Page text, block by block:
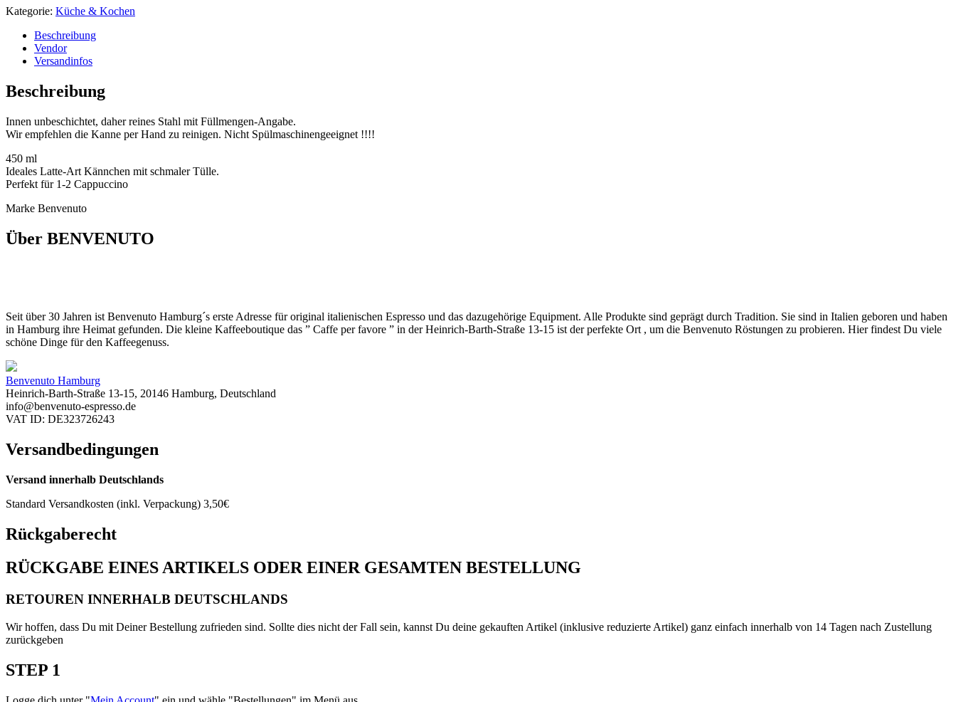
Kategorie: Küche & Kochen
Beschreibung
Vendor
Versandinfos
Beschreibung
Innen unbeschichtet, daher reines Stahl mit Füllmengen-Angabe.
Wir empfehlen die Kanne per Hand zu reinigen. Nicht Spülmaschinengeeignet !!!!
450 ml
Ideales Latte-Art Kännchen mit schmaler Tülle.
Perfekt für 1-2 Cappuccino
Marke Benvenuto
Über BENVENUTO
Seit über 30 Jahren ist Benvenuto Hamburg´s erste Adresse für original italienischen Espresso und das dazugehörige Equipment. Alle Produkte sind geprägt durch Tradition. Sie sind in Italien geboren und haben
in Hamburg ihre Heimat gefunden. Die kleine Kaffeeboutique das ” Caffe per favore ” in der Heinrich-Barth-Straße 13-15 ist der perfekte Ort , um die Benvenuto Röstungen zu probieren. Hier findest Du viele
schöne Dinge für den Kaffeegenuss.
Benvenuto Hamburg
Heinrich-Barth-Straße 13-15, 20146 Hamburg, Deutschland
info@benvenuto-espresso.de
VAT ID: DE323726243
Versandbedingungen
Versand innerhalb Deutschlands
Standard Versandkosten (inkl. Verpackung) 3,50€
Rückgaberecht
RÜCKGABE EINES ARTIKELS ODER EINER GESAMTEN BESTELLUNG
RETOUREN INNERHALB DEUTSCHLANDS
Wir hoffen, dass Du mit Deiner Bestellung zufrieden sind. Sollte dies nicht der Fall sein, kannst Du deine gekauften Artikel (inklusive reduzierte Artikel) ganz einfach innerhalb von 14 Tagen nach Zustellung
zurückgeben
STEP 1